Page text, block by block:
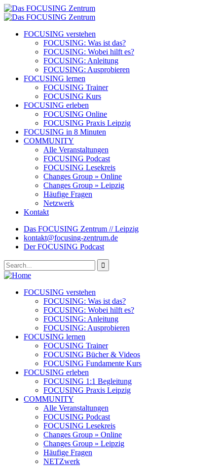
FOCUSING verstehen
FOCUSING: Was ist das?
FOCUSING: Wobei hilft es?
FOCUSING: Anleitung
FOCUSING: Ausprobieren
FOCUSING lernen
FOCUSING Trainer
FOCUSING Kurs
FOCUSING erleben
FOCUSING Online
FOCUSING Praxis Leipzig
FOCUSING in 8 Minuten
COMMUNITY
Alle Veranstaltungen
FOCUSING Podcast
FOCUSING Lesekreis
Changes Group » Online
Changes Group » Leipzig
Häufige Fragen
Netzwerk
Kontakt
Das FOCUSING Zentrum // Leipzig
kontakt@focusing-zentrum.de
Der FOCUSING Podcast
FOCUSING verstehen
FOCUSING: Was ist das?
FOCUSING: Wobei hilft es?
FOCUSING: Anleitung
FOCUSING: Ausprobieren
FOCUSING lernen
FOCUSING Trainer
FOCUSING Bücher & Videos
FOCUSING Fundamente Kurs
FOCUSING erleben
FOCUSING 1:1 Begleitung
FOCUSING Praxis Leipzig
COMMUNITY
Alle Veranstaltungen
FOCUSING Podcast
FOCUSING Lesekreis
Changes Group » Online
Changes Group » Leipzig
Häufige Fragen
NETZwerk